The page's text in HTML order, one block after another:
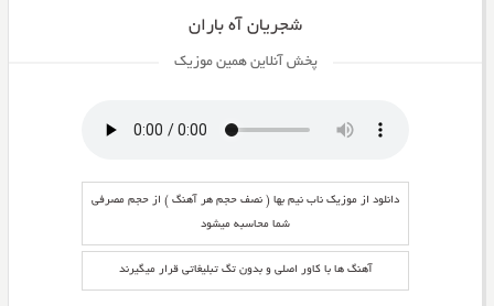
شجریان آه باران
پخش آنلاین همین موزیک
دانلود از موزیک ناب نیم بها ( نصف حجم هر آهنگ ) از حجم مصرفی
شما محاسبه میشود
آهنگ ها با کاور اصلی و بدون تگ تبلیغاتی قرار میگیرند